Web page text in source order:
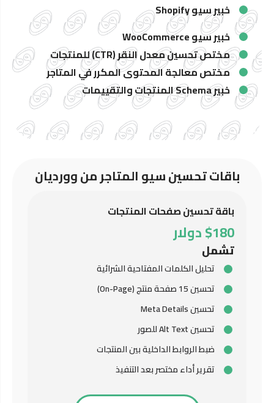
خبير سيو Shopify
خبير سيو WooCommerce
مختص تحسين معدل النقر (CTR) للمنتجات
مختص معالجة المحتوى المكرر في المتاجر
خبير Schema المنتجات والتقييمات
باقات تحسين سيو المتاجر من وورديان
باقة تحسين صفحات المنتجات
$180 دولار
تشمل
تحليل الكلمات المفتاحية الشرائية
تحسين 15 صفحة منتج (On-Page)
تحسين Meta Details
تحسين Alt Text للصور
ضبط الروابط الداخلية بين المنتجات
تقرير أداء مختصر بعد التنفيذ